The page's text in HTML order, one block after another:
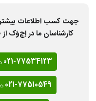
جهت کسب اطلاعات بیشتر
کارشناسان ما در اِچ‌وَک
021-77534123
021-77510549